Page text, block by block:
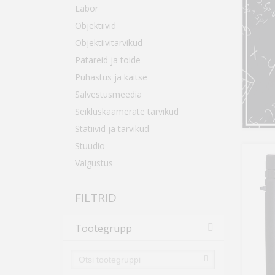
Labor
Objektiivid
Objektiivitarvikud
Patareid ja toide
Puhastus ja kaitse
Salvestusmeedia
Seikluskaamerate tarvikud
Statiivid ja tarvikud
Stuudio
Valgustus
FILTRID
Tootegrupp